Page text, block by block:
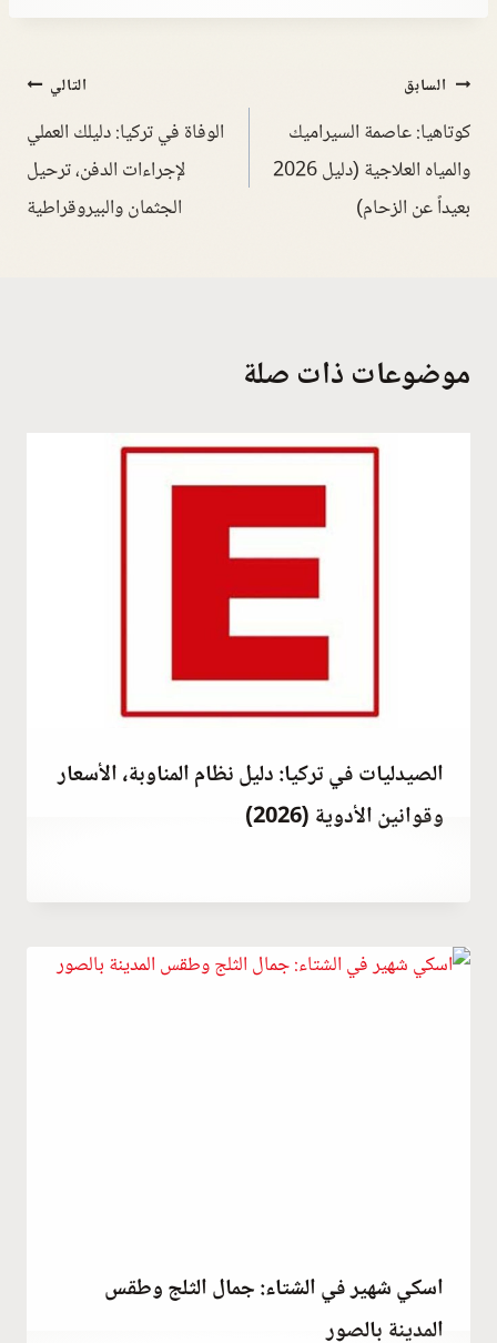
السابق
كوتاهيا: عاصمة السيراميك
والمياه العلاجية (دليل 2026
بعيداً عن الزحام)
التالي
الوفاة في تركيا: دليلك العملي
لإجراءات الدفن، ترحيل
الجثمان والبيروقراطية
موضوعات ذات صلة
الصيدليات في تركيا: دليل نظام المناوبة، الأسعار
وقوانين الأدوية (2026)
Abdullah
اسكي شهير في الشتاء: جمال الثلج وطقس
المدينة بالصور